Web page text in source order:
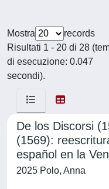
Mostra
records
Risultati 1 - 20 di 28
di esecuzione: 0.047
secondi).
De los Discorsi
(1569):
español en la
2025 Polo, Anna